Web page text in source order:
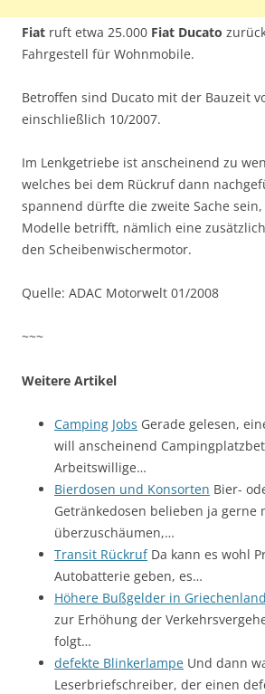
Fiat ruft etwa 25.000 Fiat Ducato
Fahrgestell für Wohnmobile.
Betroffen sind Ducato mit der Bauzeit
einschließlich 10/2007.
Im Lenkgetriebe ist anscheinend zu
welches bei dem Rückruf dann
spannend dürfte die zweite Sache
Modelle betrifft, nämlich eine
den Scheibenwischermotor.
Quelle: ADAC Motorwelt 01/2008
~~~
Weitere Artikel
Camping Jobs Gerade gelesen,
will anscheinend
Arbeitswillige…
Bierdosen und Konsorten Bier-
Getränkedosen belieben ja gerne
überzuschäumen,…
Transit RückrufDa kann es wohl
Autobatterie geben, es…
Höhere Bußgelder in Griechenland
zur Erhöhung der
folgt…
defekte Blinkerlampe Und dann
Leserbriefschreiber, der einen